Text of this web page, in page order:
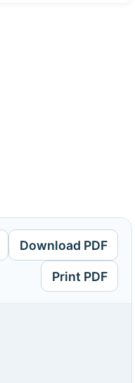
Download PDF
Print PDF